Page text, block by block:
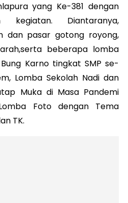
yang Ke-381 dengan
kegiatan. Diantaranya,
dan pasar gotong royong,
beberapa lomba
Karno tingkat SMP se-
Lomba Sekolah Nadi dan
Muka di Masa Pandemi
Foto dengan Tema
TK.